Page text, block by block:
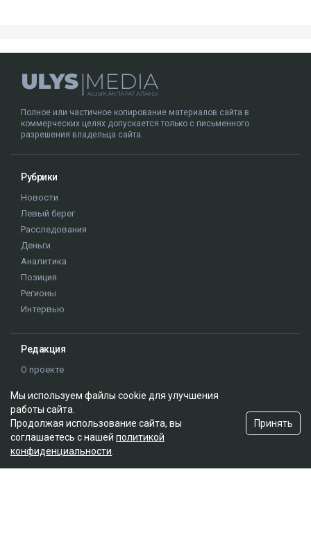
Наиболее выраженный защитный эффект ученые
зафиксировали у людей с избыточным весом,
повышенным артериальным давлением и
Исследователи отмечают, что включение темного
винограда и черники в регулярный рацион может
стать одной из простых профилактических мер для
поддержания здоровья сердца.
При этом специалисты подчеркивают, что ягоды не
заменяют полноценное лечение, но могут стать
важной частью здорового питания.
Мы используем файлы cookie для улучшения
работы сайта.
Продолжая использование сайта, вы
соглашаетесь с нашей политикой
конфиденциальности
Принять